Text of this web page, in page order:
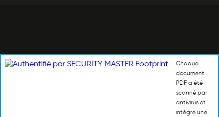
Chaque
document
PDF a été
scanné par
antivirus et
intègre une